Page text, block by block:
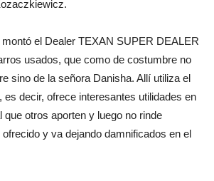
el Dealer TEXAN SUPER DEALER
usados, que como de costumbre no
sino de la señora Danisha. Allí utiliza el
decir, ofrece interesantes utilidades en
que otros aporten y luego no rinde
y va dejando damnificados en el